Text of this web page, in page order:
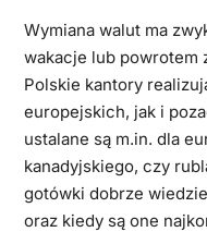
Wymiana walut ma
wakacje lub powrotem
Polskie kantory
europejskich, jak i
ustalane są m.in. dla
kanadyjskiego, czy
gotówki dobrze
oraz kiedy są one